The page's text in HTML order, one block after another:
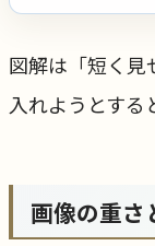
図解は「短く見
入れようとする
画像の重さ